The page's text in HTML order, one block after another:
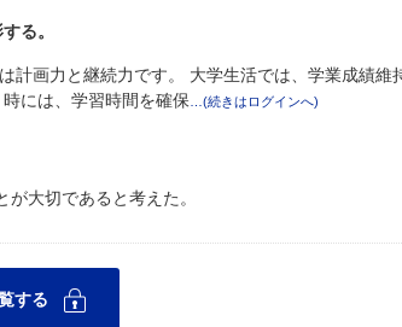
る。
計画力と継続力です。 大学生活では、学業成績維
には、学習時間を確保
大切であると考えた。